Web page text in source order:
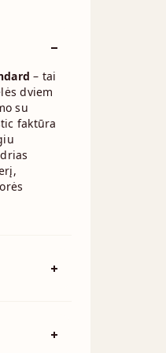
– tai
dviem
su
faktūra